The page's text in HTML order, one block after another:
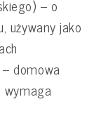
– o
używany jako
domowa
wymaga